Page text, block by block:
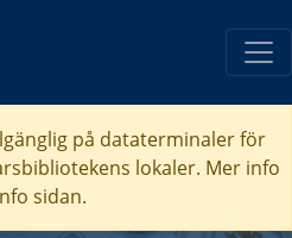
på dataterminaler för
lokaler. Mer info
sidan.